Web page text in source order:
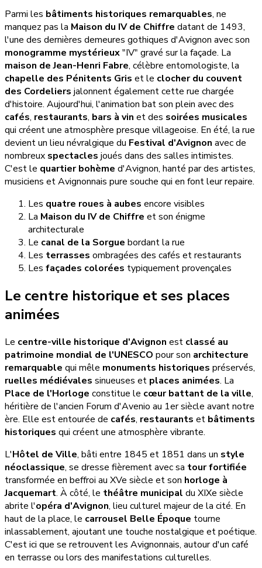
Parmi les bâtiments historiques remarquables, ne
manquez pas la Maison du IV de Chiffre datant de 1493,
l'une des dernières demeures gothiques d'Avignon avec son
monogramme mystérieux"IV" gravé sur la façade. La
maison de Jean-Henri Fabre, célèbre entomologiste, la
chapelle des Pénitents Gris et le clocher du couvent
des Cordeliers jalonnent également cette rue chargée
d'histoire. Aujourd'hui, l'animation bat son plein avec des
cafés, restaurants, bars à vin et des soirées musicales
qui créent une atmosphère presque villageoise. En été, la rue
devient un lieu névralgique du Festival d'Avignon avec de
nombreux spectacles joués dans des salles intimistes.
C'est le quartier bohème d'Avignon, hanté par des artistes,
musiciens et Avignonnais pure souche qui en font leur repaire.
Les quatre roues à aubes encore visibles
La Maison du IV de Chiffre et son énigme
architecturale
Le canal de la Sorgue bordant la rue
Les terrasses ombragées des cafés et restaurants
Les façades colorées typiquement provençales
Le centre historique et ses places
animées
Le centre-ville historique d'Avignon est classé au
patrimoine mondial de l'UNESCO pour son architecture
remarquable qui mêle monuments historiques préservés,
ruelles médiévales sinueuses et places animées. La
Place de l'Horloge constitue le cœur battant de la ville,
héritière de l'ancien Forum d'Avenio au 1er siècle avant notre
ère. Elle est entourée de cafés, restaurants et bâtiments
historiques qui créent une atmosphère vibrante.
L'Hôtel de Ville, bâti entre 1845 et 1851 dans un style
néoclassique, se dresse fièrement avec sa tour fortifiée
transformée en beffroi au XVe siècle et son horloge à
Jacquemart. À côté, le théâtre municipal du XIXe siècle
abrite l'opéra d'Avignon, lieu culturel majeur de la cité. En
haut de la place, le carrousel Belle Époque tourne
inlassablement, ajoutant une touche nostalgique et poétique.
C'est ici que se retrouvent les Avignonnais, autour d'un café
en terrasse ou lors des manifestations culturelles.